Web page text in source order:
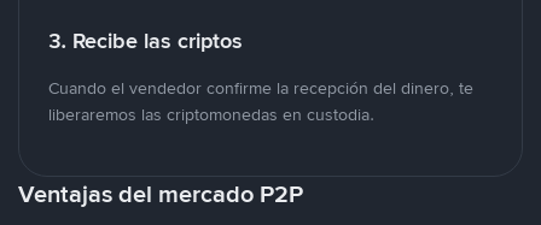
3. Recibe las criptos
Cuando el vendedor confirme la recepción del dinero, te
liberaremos las criptomonedas en custodia.
Ventajas del mercado P2P